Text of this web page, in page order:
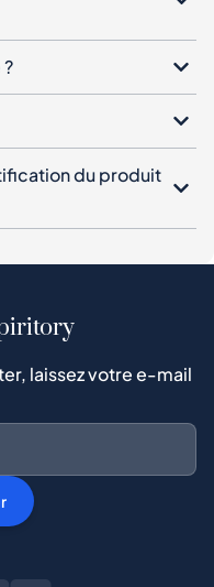
du produit
laissez votre e-mail